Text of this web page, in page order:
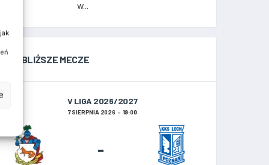
w...
NAJBLIŻSZE MECZE
V LIGA 2026/2027
7 SIERPNIA 2026 19:00
-